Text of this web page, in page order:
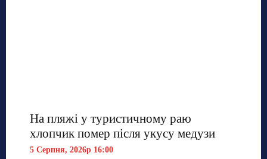
На пляжі у туристичному раю
хлопчик помер після укусу медузи
5 Серпня, 2026р 16:00